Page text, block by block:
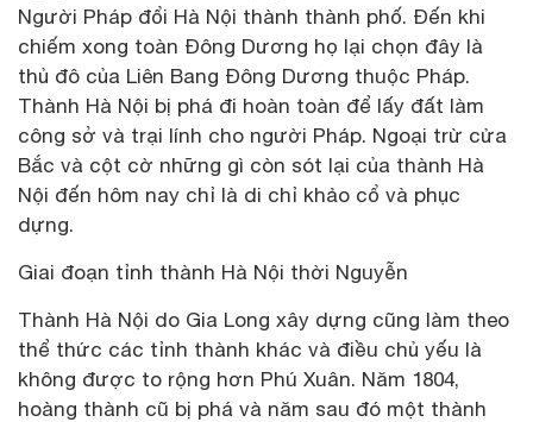
Người Pháp đổi Hà Nội thành thành phố. Đến khi
chiếm xong toàn Đông Dương họ lại chọn đây là
thủ đô của Liên Bang Đông Dương thuộc Pháp.
Thành Hà Nội bị phá đi hoàn toàn để lấy đất làm
công sở và trại lính cho người Pháp. Ngoại trừ cửa
Bắc và cột cờ những gì còn sót lại của thành Hà
Nội đến hôm nay chỉ là di chỉ khảo cổ và phục
dựng.
Giai đoạn tỉnh thành Hà Nội thời Nguyễn
Thành Hà Nội do Gia Long xây dựng cũng làm theo
thể thức các tỉnh thành khác và điều chủ yếu là
không được to rộng hơn Phú Xuân. Năm 1804,
hoàng thành cũ bị phá và năm sau đó một thành